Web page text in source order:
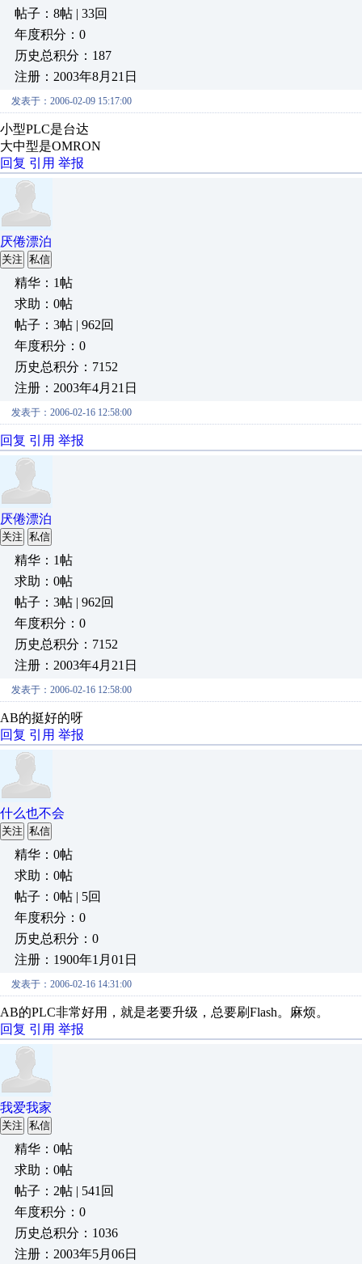
帖子：8帖 | 33回
年度积分：0
历史总积分：187
注册：2003年8月21日
发表于：2006-02-09 15:17:00
小型PLC是台达
大中型是OMRON
回复 引用 举报
厌倦漂泊
关注 私信
精华：1帖
求助：0帖
帖子：3帖 | 962回
年度积分：0
历史总积分：7152
注册：2003年4月21日
发表于：2006-02-16 12:58:00
回复 引用 举报
厌倦漂泊
关注 私信
精华：1帖
求助：0帖
帖子：3帖 | 962回
年度积分：0
历史总积分：7152
注册：2003年4月21日
发表于：2006-02-16 12:58:00
AB的挺好的呀
回复 引用 举报
什么也不会
关注 私信
精华：0帖
求助：0帖
帖子：0帖 | 5回
年度积分：0
历史总积分：0
注册：1900年1月01日
发表于：2006-02-16 14:31:00
AB的PLC非常好用，就是老要升级，总要刷Flash。麻烦。
回复 引用 举报
我爱我家
关注 私信
精华：0帖
求助：0帖
帖子：2帖 | 541回
年度积分：0
历史总积分：1036
注册：2003年5月06日